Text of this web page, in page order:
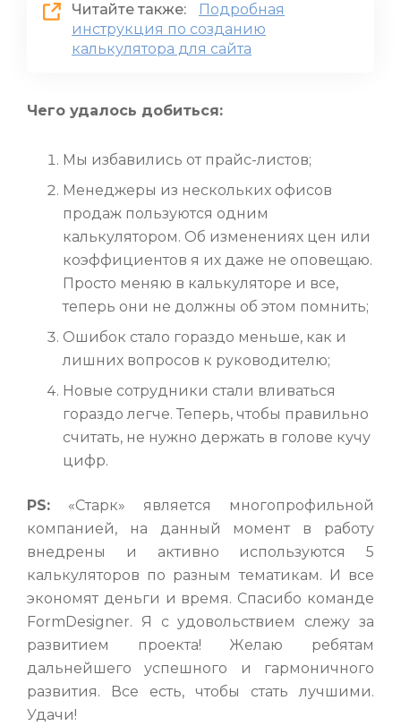
Читайте также:
Подробная
инструкция по созданию
калькулятора для сайта
Чего удалось добиться:
Мы избавились от прайс-листов;
Менеджеры из нескольких офисов
продаж пользуются одним
калькулятором. Об изменениях цен или
коэффициентов я их даже не оповещаю.
Просто меняю в калькуляторе и все,
теперь они не должны об этом помнить;
Ошибок стало гораздо меньше, как и
лишних вопросов к руководителю;
Новые сотрудники стали вливаться
гораздо легче. Теперь, чтобы правильно
считать, не нужно держать в голове кучу
цифр.
PS: «Старк» является многопрофильной
компанией, на данный момент в работу
внедрены и активно используются 5
калькуляторов по разным тематикам. И все
экономят деньги и время. Спасибо команде
FormDesigner. Я с удовольствием слежу за
развитием проекта! Желаю ребятам
дальнейшего успешного и гармоничного
развития. Все есть, чтобы стать лучшими.
Удачи!